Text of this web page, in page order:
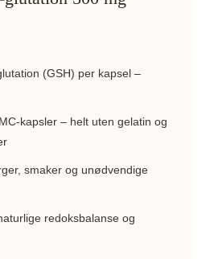
(GSH) per kapsel –
kapsler – helt uten gelatin og
smaker og unødvendige
redoksbalanse og